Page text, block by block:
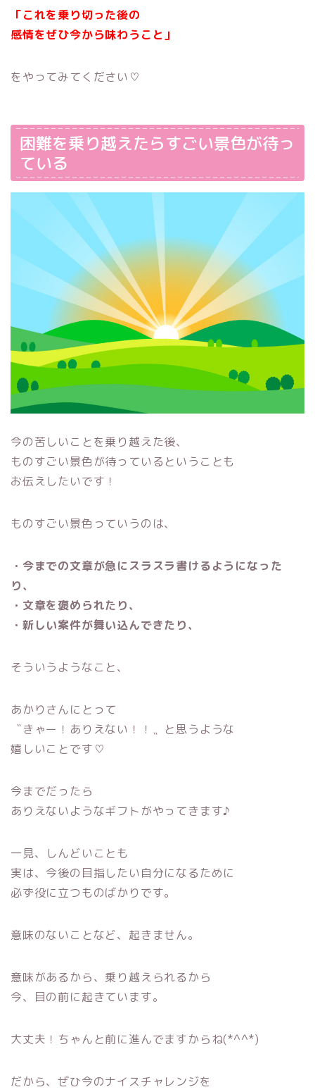
「これを乗り切った後の
感情をぜひ今から味わうこと」
をやってみてください♡
困難を乗り越えたらすごい景色が待っ
ている
今の苦しいことを乗り越えた後、
ものすごい景色が待っているということも
お伝えしたいです！
ものすごい景色っていうのは、
・今までの文章が急にスラスラ書けるようになった
り、
・文章を褒められたり、
・新しい案件が舞い込んできたり、
そういうようなこと、
あかりさんにとって
〝きゃー！ありえない！！〟と思うような
嬉しいことです♡
今までだったら
ありえないようなギフトがやってきます♪
一見、しんどいことも
実は、今後の目指したい自分になるために
必ず役に立つものばかりです。
意味のないことなど、起きません。
意味があるから、乗り越えられるから
今、目の前に起きています。
大丈夫！ちゃんと前に進んでますからね(*^^*)
だから、ぜひ今のナイスチャレンジを